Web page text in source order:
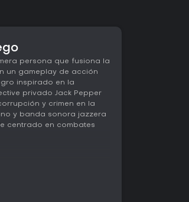
persona que fusiona la
un gameplay de acción
inspirado en la
privado Jack Pepper
y crimen en la
y banda sonora jazzera
centrado en combates
arsenal de más de una